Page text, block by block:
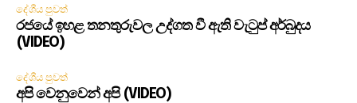
දේශීය පුවත්
රජයේ ඉහළ තනතුරුවල උද්ගත වී ඇති වැටුප් අර්බුදය
(VIDEO)
දේශීය පුවත්
අපි වෙනුවෙන් අපි (VIDEO)